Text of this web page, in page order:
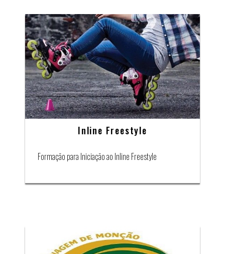
Inline Freestyle
Formação para Iniciação ao Inline Freestyle